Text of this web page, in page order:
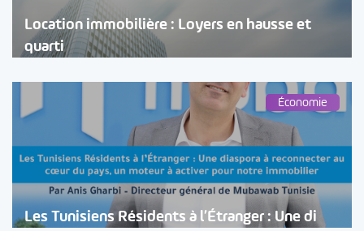
Location immobilière : Loyers en hausse et
quarti
Économie
Les Tunisiens Résidents à l’Étranger : Une di